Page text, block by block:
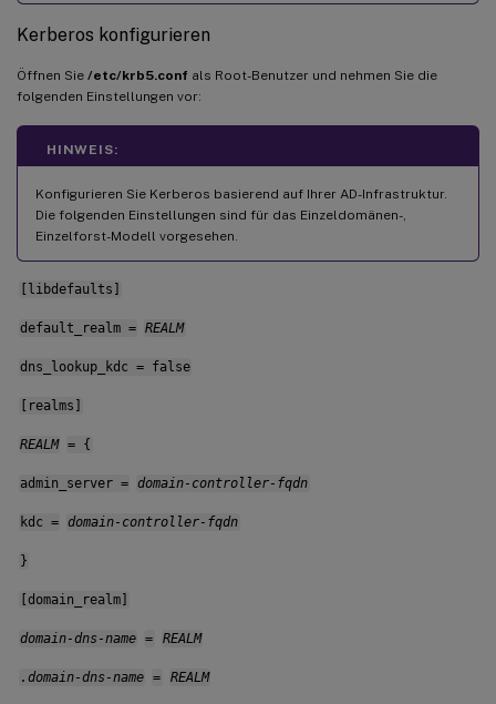
Kerberos konfigurieren
Öffnen Sie /etc/krb5.conf als Root-Benutzer und nehmen Sie die
folgenden Einstellungen vor:
HINWEIS:
Konfigurieren Sie Kerberos basierend auf Ihrer AD-Infrastruktur.
Die folgenden Einstellungen sind für das Einzeldomänen-,
Einzelforst-Modell vorgesehen.
[libdefaults]
default_realm = REALM
dns_lookup_kdc = false
[realms]
REALM = {
admin_server = domain-controller-fqdn
kdc = domain-controller-fqdn
}
[domain_realm]
domain-dns-name = REALM
.domain-dns-name = REALM